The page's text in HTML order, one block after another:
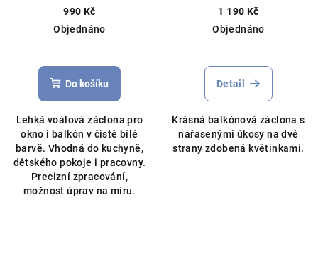
200x230 cmHotová
míru
990 Kč
Objednáno
hodnocení
produktu
z
5
hvězdiček.
Do košíku
Lehká voálová záclona pro
okno i balkón v čistě bílé
barvě. Vhodná do kuchyně,
dětského pokoje i pracovny.
Precizní zpracování,
možnost úprav na míru.
různé barvy 600x230cm
1 190 Kč
Objednáno
hodnocení
produktu
z
5
hvězdiček.
Detail
Krásná balkónová záclona s
nařasenými úkosy na dvě
strany zdobená květinkami.